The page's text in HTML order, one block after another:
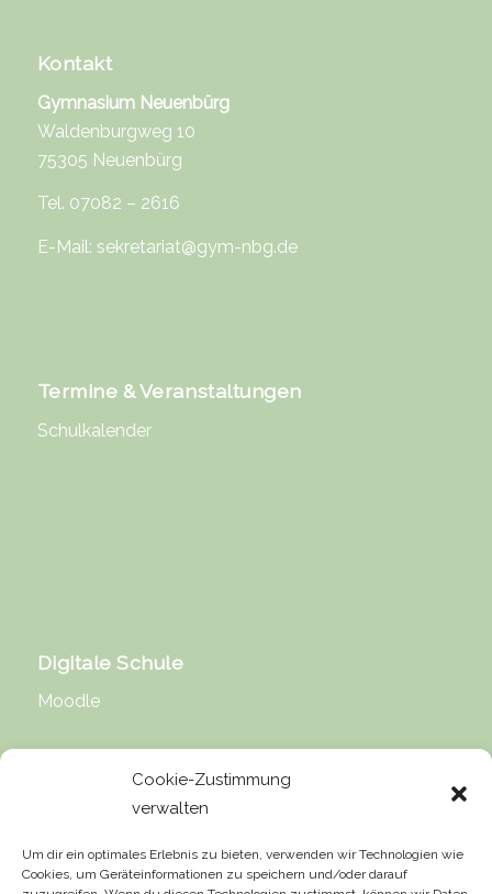
Cookie-Zustimmung
verwalten
Um dir ein optimales Erlebnis zu bieten, verwenden wir Technologien wie
Cookies, um Geräteinformationen zu speichern und/oder darauf
Kontakt
Gymnasium Neuenbürg
Waldenburgweg 10
75305 Neuenbürg
Tel. 07082 – 2616
E-Mail: sekretariat@gym-nbg.de
Termine & Veranstaltungen
Schulkalender
Digitale Schule
Moodle
Rechtliche Hinweise
Impressum